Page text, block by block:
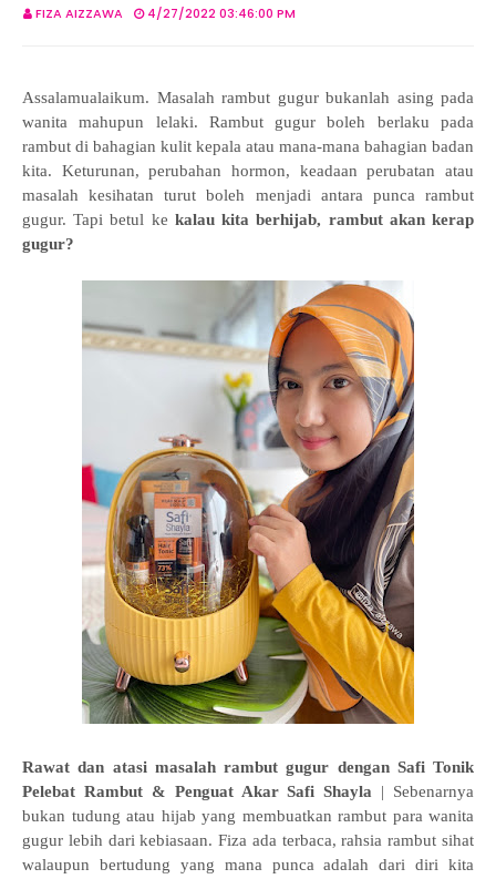
FIZA AIZZAWA 4/27/2022 03:46:00 PM
Assalamualaikum. Masalah rambut gugur bukanlah asing pada
wanita mahupun lelaki. Rambut gugur boleh berlaku pada
rambut di bahagian kulit kepala atau mana-mana bahagian badan
kita. Keturunan, perubahan hormon, keadaan perubatan atau
masalah kesihatan turut boleh menjadi antara punca rambut
gugur. Tapi betul ke kalau kita berhijab, rambut akan kerap
gugur?
Rawat dan atasi masalah rambut gugur dengan Safi Tonik
Pelebat Rambut & Penguat Akar Safi Shayla | Sebenarnya
bukan tudung atau hijab yang membuatkan rambut para wanita
gugur lebih dari kebiasaan. Fiza ada terbaca, rahsia rambut sihat
walaupun bertudung yang mana punca adalah dari diri kita